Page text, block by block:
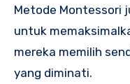
Metode Montessori
untuk
mereka memilih
yang diminati.